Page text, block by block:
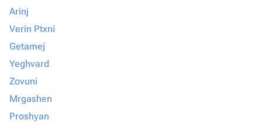
Arinj
Verin Ptxni
Getamej
Yeghvard
Zovuni
Mrgashen
Proshyan